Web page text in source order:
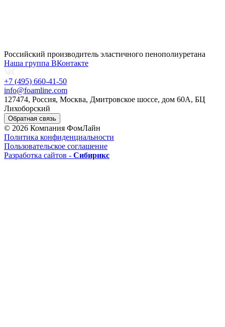
Российский производитель эластичного пенополиуретана
Наша группа ВКонтакте
+7 (495) 660-41-50
info@foamline.com
127474, Россия, Москва, Дмитровское шоссе, дом 60А, БЦ
Лихоборский
Обратная связь
© 2026 Компания ФомЛайн
Политика конфиденциальности
Пользовательское соглашение
Разработка сайтов - Сибирикс